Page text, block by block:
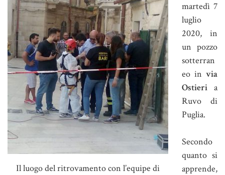
Il luogo del ritrovamento con l’equipe di
martedì 7
luglio
2020, in
un pozzo
sotterran
eo in via
Ostieri a
Ruvo di
Puglia.
Secondo
quanto si
apprende,